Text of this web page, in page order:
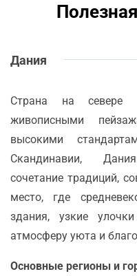
Дания
Cтрана на севере
живописными
высокими
Скандинавии,
сочетание традиций,
место, где
здания, узкие
атмосферу уюта и
Основные регионы и